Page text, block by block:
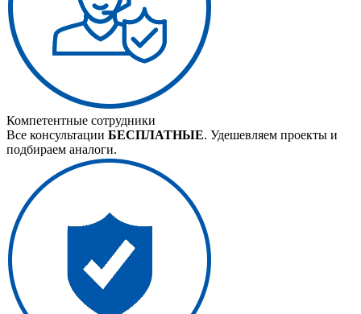
Компетентные сотрудники
Все консультации БЕСПЛАТНЫЕ. Удешевляем проекты и
подбираем аналоги.